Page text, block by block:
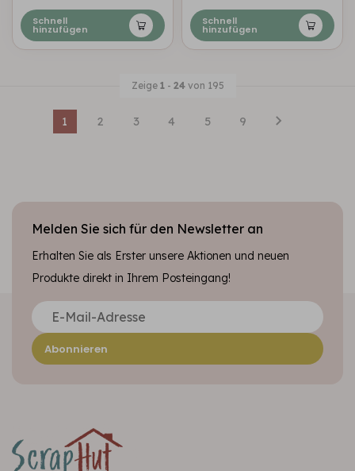
Schnell
hinzufügen
Schnell
hinzufügen
Zeige 1- 24von 195
1 2 3 4 5 9
Melden Sie sich für den Newsletter an
Erhalten Sie als Erster unsere Aktionen und neuen
Produkte direkt in Ihrem Posteingang!
Abonnieren